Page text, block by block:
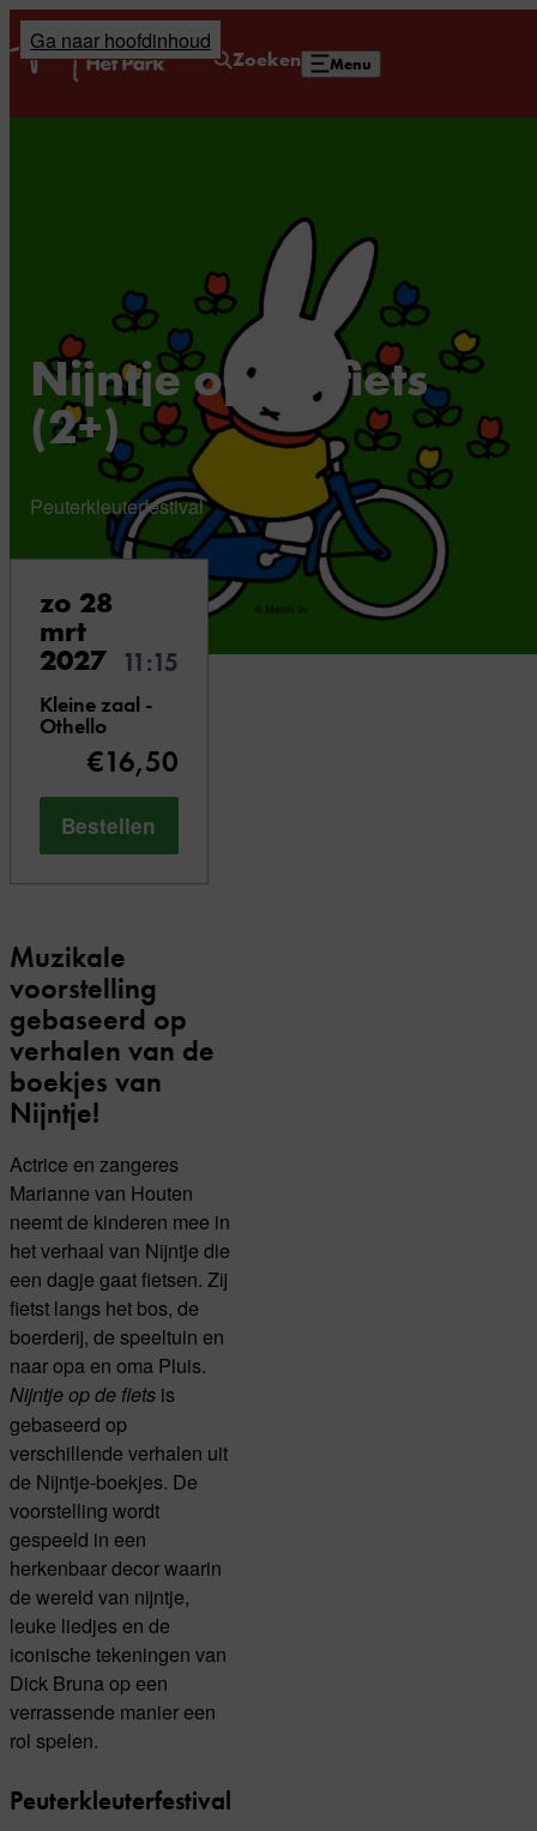
Ga naar hoofdinhoud
Zoeken Menu
Home
Nijntje op de fiets
(2+)
Peuterkleuterfestival
zo 28
mrt
2027 11:15
Kleine zaal -
Othello
€16,50
Bestellen
Muzikale
voorstelling
gebaseerd op
verhalen van de
boekjes van
Nijntje!
Actrice en zangeres
Marianne van Houten
neemt de kinderen mee in
het verhaal van Nijntje die
een dagje gaat fietsen. Zij
fietst langs het bos, de
boerderij, de speeltuin en
naar opa en oma Pluis.
Nijntje op de fiets is
gebaseerd op
verschillende verhalen uit
de Nijntje-boekjes. De
voorstelling wordt
gespeeld in een
herkenbaar decor waarin
de wereld van nijntje,
leuke liedjes en de
iconische tekeningen van
Dick Bruna op een
verrassende manier een
rol spelen.
Peuterkleuterfestival